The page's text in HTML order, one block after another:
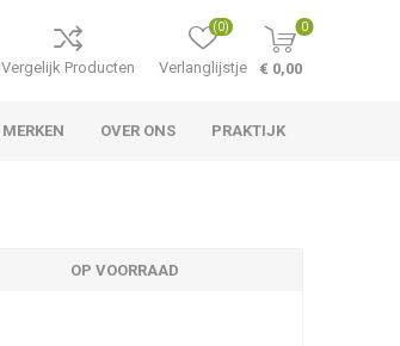
Vergelijk Producten Verlanglijstje
(0) 0
€ 0,00
MERKEN OVER ONS PRAKTIJK
OP VOORRAAD